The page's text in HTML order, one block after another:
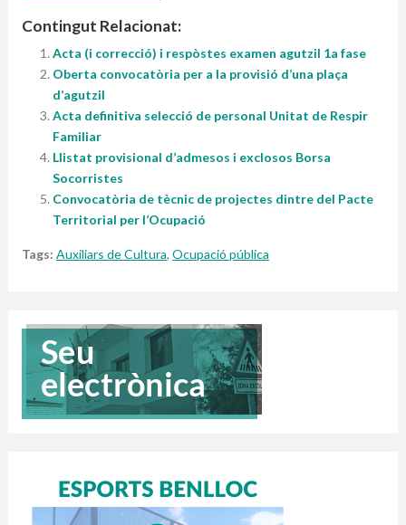
Contingut Relacionat:
Acta (i correcció) i respòstes examen agutzil 1a fase
Oberta convocatòria per a la provisió d’una plaça
d’agutzil
Acta definitiva selecció de personal Unitat de Respir
Familiar
Llistat provisional d’admesos i exclosos Borsa
Socorristes
Convocatòria de tècnic de projectes dintre del Pacte
Territorial per l’Ocupació
Tags: Auxiliars de Cultura, Ocupació pública